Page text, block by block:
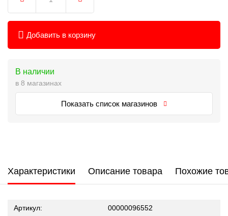
Добавить в корзину
В наличии
в 8 магазинах
Показать список магазинов
Характеристики Описание товара Похожие
Артикул: 00000096552